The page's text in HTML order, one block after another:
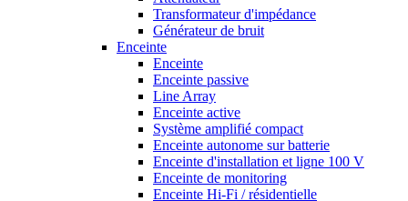
Transformateur d'impédance
Générateur de bruit
Enceinte
Enceinte
Enceinte passive
Line Array
Enceinte active
Système amplifié compact
Enceinte autonome sur batterie
Enceinte d'installation et ligne 100 V
Enceinte de monitoring
Enceinte Hi-Fi / résidentielle